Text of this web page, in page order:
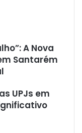
A Nova
Santarém
UPJs em